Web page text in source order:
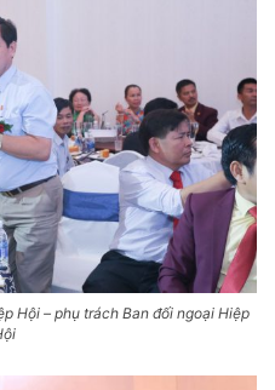
Hội – phụ trách Ban đối ngoại Hiệp